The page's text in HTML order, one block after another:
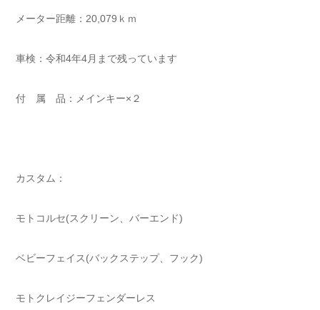
メーター距離：20,079ｋｍ
車検：令和4年4月まで残っています
付 属 品：メインキー×２
カスタム：
モトコルセ(スクリーン、バーエンド)
ベビーフェイス(バックステップ、フック)
モトクレイジーフェンダーレス